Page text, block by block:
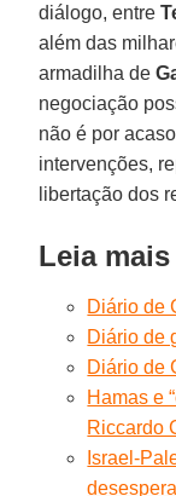
diálogo, entre
além das
armadilha de
negociação
não é por
intervenções,
libertação dos
Leia mais
Diário de
Diário de
Diário de
Hamas e
Riccardo
Israel-